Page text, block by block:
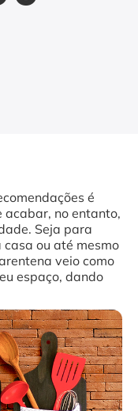
é
acabar, no entanto,
Seja para
ou até mesmo
veio como
espaço, dando